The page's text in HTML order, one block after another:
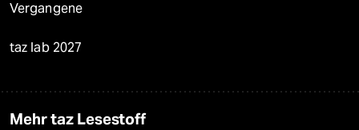
Vergangene
taz lab 2027
Mehr taz Lesestoff